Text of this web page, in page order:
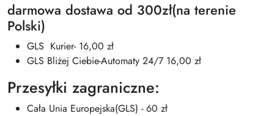
darmowa dostawa od 300zł(na terenie
Polski)
GLS Kurier- 16,00 zł
GLS Bliżej Ciebie-Automaty 24/7 16,00 zł
Przesyłki zagraniczne:
Cała Unia Europejska(GLS) - 60 zł